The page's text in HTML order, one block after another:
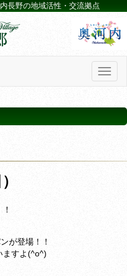
長野の地域活性・交流拠点
が登場！！
ますよ(^o^)